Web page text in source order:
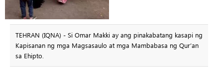
TEHRAN (IQNA) - Si Omar Makki ay ang pinakabatang kasapi ng
Kapisanan ng mga Magsasaulo at mga Mambabasa ng Qur’an
sa Ehipto.